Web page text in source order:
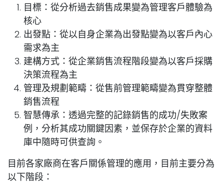
目標：從分析過去銷售成果變為管理客戶體驗為
核心
出發點：從以自身企業為出發點變為以客戶內心
需求為主
建構方式：從企業銷售流程階段變為以客戶採購
決策流程為主
管理及規劃範疇：從售前管理範疇變為貫穿整體
銷售流程
智慧傳承：透過完整的記錄銷售的成功/失敗案
例，分析其成功關鍵因素，並保存於企業的資料
庫中隨時可供查詢。
目前各家廠商在客戶關係管理的應用，目前主要分為
以下階段：